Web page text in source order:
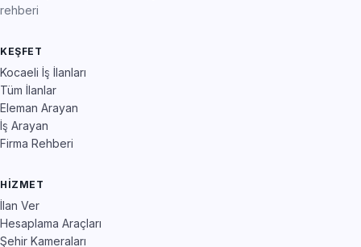
rehberi
KEŞFET
Kocaeli İş İlanları
Tüm İlanlar
Eleman Arayan
İş Arayan
Firma Rehberi
HIZMET
İlan Ver
Hesaplama Araçları
Şehir Kameraları